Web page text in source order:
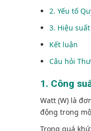
2. Yếu tố
3. Hiệu
Kết luận
Câu hỏi
1. Công
Watt (W) là
động trong
Trong quá